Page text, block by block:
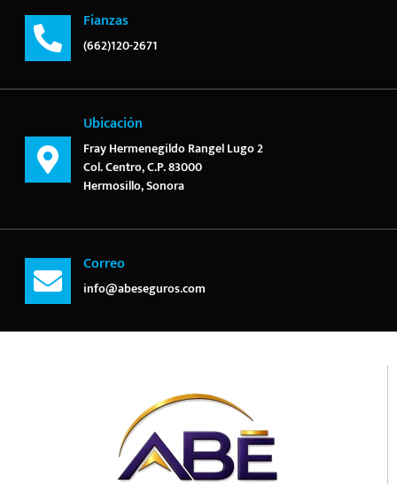
Fianzas
(662)120-2671
Ubicación
Fray Hermenegildo Rangel Lugo 2
Col. Centro, C.P. 83000
Hermosillo, Sonora
Correo
info@abeseguros.com